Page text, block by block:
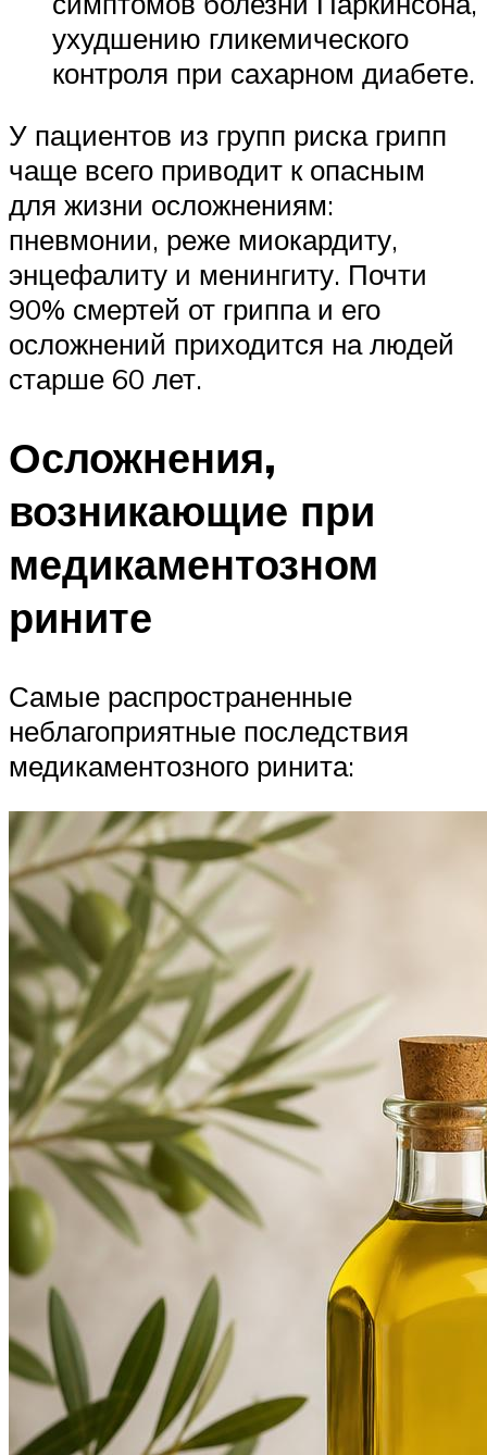
ухудшению гликемического
контроля при сахарном диабете.
У пациентов из групп риска грипп
чаще всего приводит к опасным
для жизни осложнениям:
пневмонии, реже миокардиту,
энцефалиту и менингиту. Почти
90% смертей от гриппа и его
осложнений приходится на людей
старше 60 лет.
Осложнения,
возникающие при
медикаментозном
рините
Самые распространенные
неблагоприятные последствия
медикаментозного ринита: